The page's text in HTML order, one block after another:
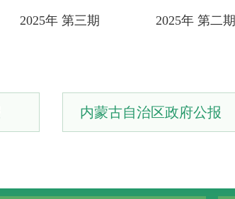
2025年 第三期 2025年 第二期
内蒙古自治区政府公报